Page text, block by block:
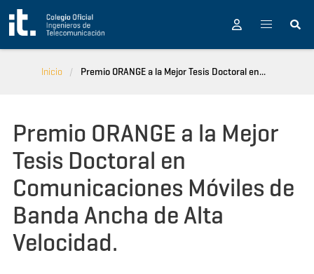
Pasar al contenido principal
Inicio Premio ORANGE a la Mejor Tesis Doctoral en...
Premio ORANGE a la Mejor
Tesis Doctoral en
Comunicaciones Móviles de
Banda Ancha de Alta
Velocidad.